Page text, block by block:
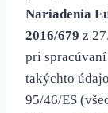
Nariadenia
2016/679 z
pri
takýchto
95/46/ES